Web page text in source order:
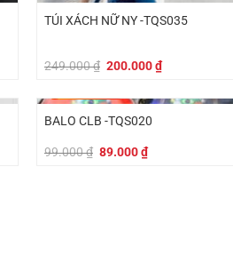
TÚI XÁCH NỮ NY -TQS035
249.000₫ Giá
249.000 ₫.
200.000₫Giá
hiện
là:
BALO CLB -TQS020
99.000₫ Giá
89.000₫Giá
hiện